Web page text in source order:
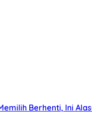
Berhenti, Ini